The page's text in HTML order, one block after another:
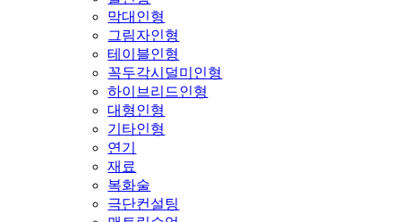
막대인형
그림자인형
테이블인형
꼭두각시덜미인형
하이브리드인형
대형인형
기타인형
연기
재료
복화술
극단컨설팅